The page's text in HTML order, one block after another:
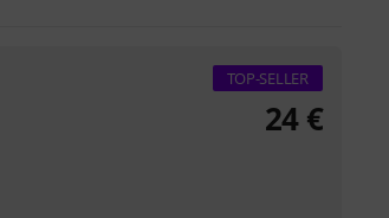
TOP-SELLER
24 €